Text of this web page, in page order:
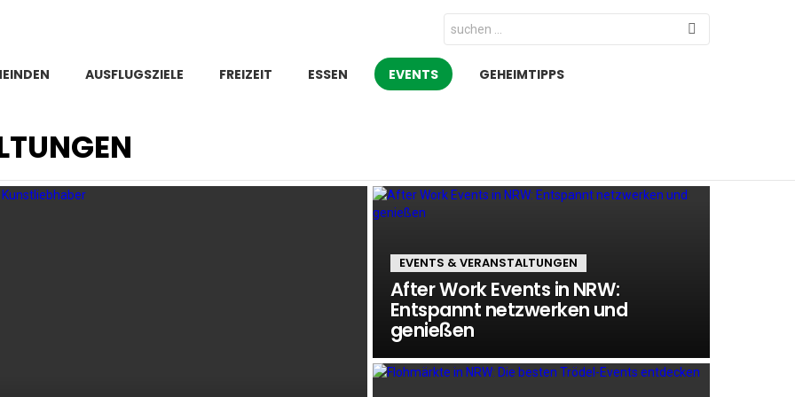
Search
for:
AUSFLUGSZIELE FREIZEIT ESSEN EVENTS GEHEIMTIPPS
EVENTS & VERANSTALTUNGEN
After Work Events in NRW:
Entspannt netzwerken und
genießen